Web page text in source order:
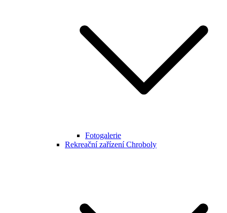
Fotogalerie
Rekreační zařízení Chroboly